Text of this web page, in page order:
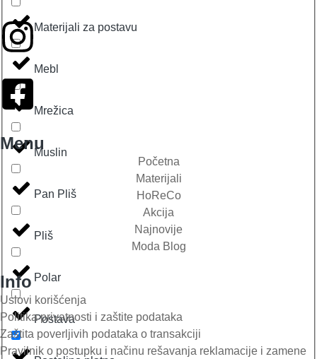
Materijali za postavu
Mebl
Mrežica
Muslin
Pan Pliš
Pliš
Polar
Postava
Menu
Početna
Materijali
HoReCo
Akcija
Najnovije
Moda Blog
Info
Uslovi korišćenja
Politika privatnosti i zaštite podataka
Zaštita poverljivih podataka o transakciji
Pravilnik o postupku i načinu rešavanja reklamacije i zamene